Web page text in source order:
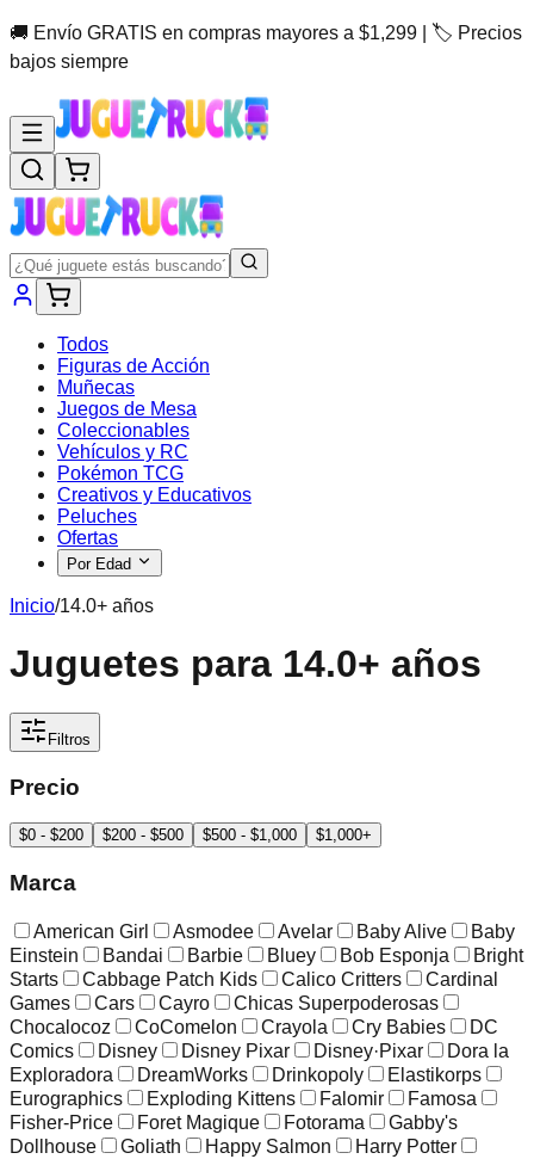
🚚 Envío GRATIS en compras mayores a $1,299 | 🏷️ Precios
bajos siempre
Todos
Figuras de Acción
Muñecas
Juegos de Mesa
Coleccionables
Vehículos y RC
Pokémon TCG
Creativos y Educativos
Peluches
Ofertas
Por Edad
Inicio/14.0+ años
Juguetes para 14.0+ años
Filtros
Precio
$0 - $200 $200 - $500 $500 - $1,000 $1,000+
Marca
American Girl Asmodee Avelar Baby Alive
Baby
Einstein
Bandai Barbie Bluey Bob Esponja
Bright
Starts
Cabbage Patch Kids Calico Critters
Cardinal
Games
Cars Cayro
Chicas Superpoderosas
Chocalocoz
CoComelon Crayola Cry Babies
DC
Comics
Disney Disney Pixar Disney·Pixar
Dora la
Exploradora
DreamWorks Drinkopoly
Elastikorps
Eurographics
Exploding Kittens Falomir
Famosa
Fisher-Price
Foret Magique Fotorama
Gabby's
Dollhouse
Goliath Happy Salmon
Harry Potter